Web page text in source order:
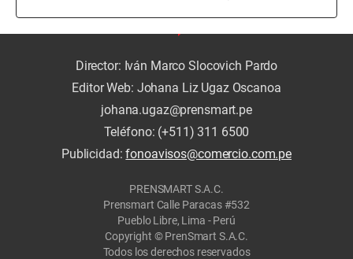
Director: Iván Marco Slocovich Pardo
Editor Web: Johana Liz Ugaz Oscanoa
johana.ugaz@prensmart.pe
Teléfono: (+511) 311 6500
Publicidad:fonoavisos@comercio.com.pe
PRENSMART S.A.C.
Prensmart Calle Paracas #532
Pueblo Libre, Lima - Perú
Copyright © PrenSmart S.A.C.
Todos los derechos reservados